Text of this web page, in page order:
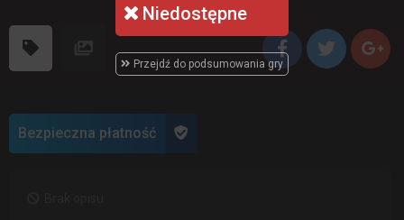
Niedostępne
Przejdź do podsumowania gry
Bezpieczna płatność